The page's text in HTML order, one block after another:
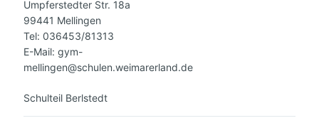
Umpferstedter Str. 18a
99441 Mellingen
Tel: 036453/81313
E-Mail: gym-
mellingen@schulen.weimarerland.de
Schulteil Berlstedt